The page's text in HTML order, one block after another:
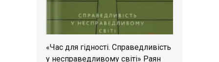
«Час для гідності. Справедливість
у несправедливому світі» Раян